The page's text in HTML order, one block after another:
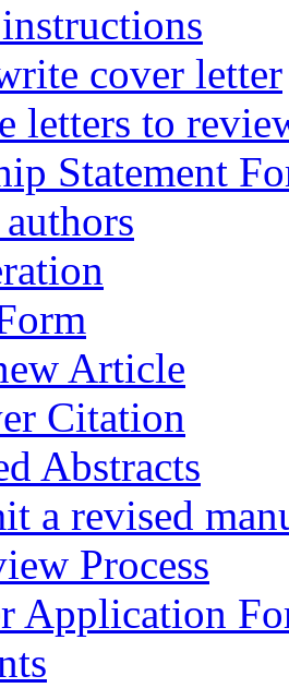
cover letter
letters to
Statement
Article
Citation
Abstracts
a revised
Process
Application